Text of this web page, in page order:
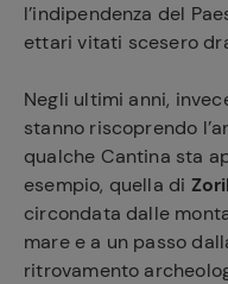
l’indipendenza del
ettari vitati scesero
Negli ultimi anni,
stanno riscoprendo
qualche Cantina sta
esempio, quella di
circondata dalle
mare e a un passo
ritrovamento